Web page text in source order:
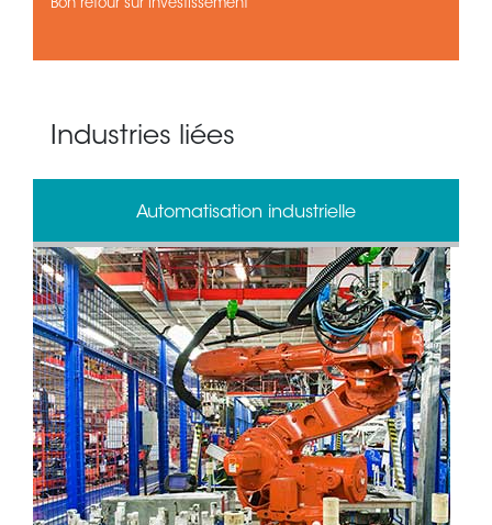
Bon retour sur investissement
Industries liées
Automatisation industrielle